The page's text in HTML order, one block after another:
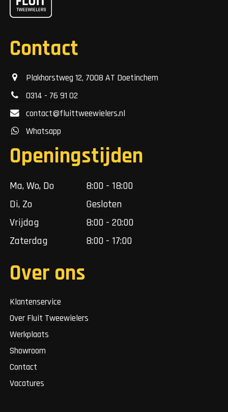
Contact
Plakhorstweg 12, 7008 AT Doetinchem
0314 - 76 91 02
contact@fluittweewielers.nl
Whatsapp
Openingstijden
Ma, Wo, Do
8:00 - 18:00
Di, Zo
Gesloten
Vrijdag
8:00 - 20:00
Zaterdag
8:00 - 17:00
Over ons
Klantenservice
Over Fluit Tweewielers
Werkplaats
Showroom
Contact
Vacatures